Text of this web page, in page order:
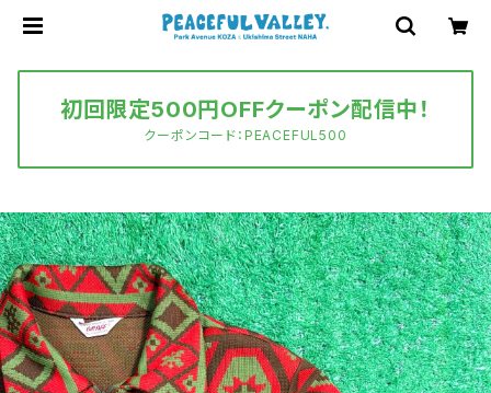
初回限定500円OFFクーポン配信中！
クーポンコード：PEACEFUL500